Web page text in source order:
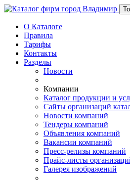
О Каталоге
Правила
Тарифы
Контакты
Разделы
Новости
Компании
Каталог продукции и
Сайты организаций
Новости компаний
Тендеры компаний
Объявления компаний
Вакансии компаний
Пресс-релизы компаний
Прайс-листы
Галерея изображений